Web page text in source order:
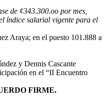
de ¢343.300.oo por mes,
índice salarial vigente para el
Araya; en el puesto 101.888 a
y Dennis Cascante
en el “II Encuentro
FIRME.